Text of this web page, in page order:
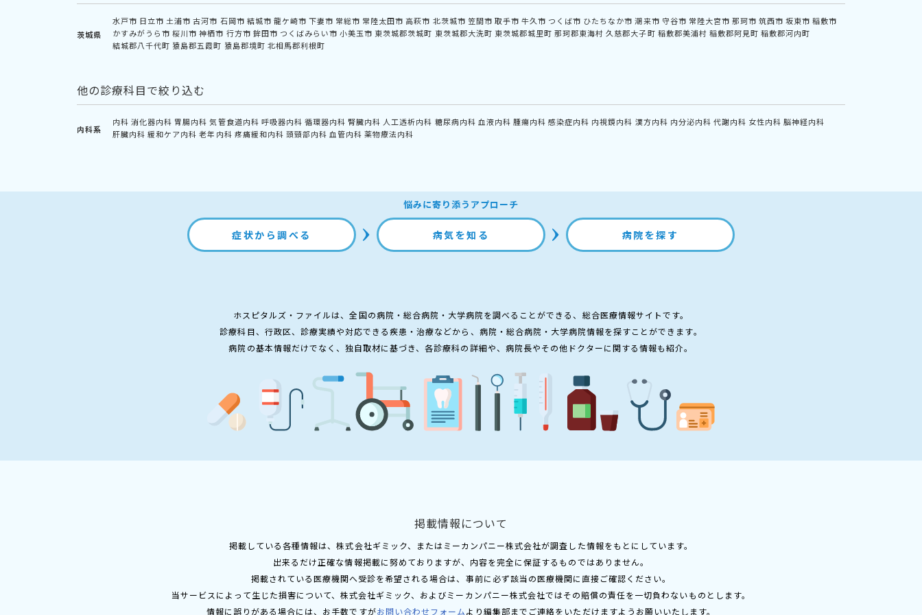
茨城県
水戸市 日立市 土浦市 古河市 石岡市 結城市 龍ケ崎市 下妻市 常総市 常陸太田市 高萩市 北茨城市 笠間市 取手市 牛久市 つくば市 ひたちなか市 潮来市 守谷市 常陸大宮市 那珂市 筑西市 坂東市 稲敷市
かすみがうら市 桜川市 神栖市 行方市 鉾田市 つくばみらい市 小美玉市 東茨城郡茨城町 東茨城郡大洗町 東茨城郡城里町 那珂郡東海村 久慈郡大子町 稲敷郡美浦村 稲敷郡阿見町 稲敷郡河内町
結城郡八千代町 猿島郡五霞町 猿島郡境町 北相馬郡利根町
他の診療科目で絞り込む
内科系
内科 消化器内科 胃腸内科 気管食道内科 呼吸器内科 循環器内科 腎臓内科 人工透析内科 糖尿病内科 血液内科 腫瘍内科 感染症内科 内視鏡内科 漢方内科 内分泌内科 代謝内科 女性内科 脳神経内科
肝臓内科 緩和ケア内科 老年内科 疼痛緩和内科 頭頸部内科 血管内科 薬物療法内科
悩みに寄り添うアプローチ
症状から調べる 病気を知る 病院を探す
ホスピタルズ・ファイルは、全国の病院・総合病院・大学病院を調べることができる、総合医療情報サイトです。
診療科目、行政区、診療実績や対応できる疾患・治療などから、病院・総合病院・大学病院情報を探すことができます。
病院の基本情報だけでなく、独自取材に基づき、各診療科の詳細や、病院長やその他ドクターに関する情報も紹介。
掲載情報について
掲載している各種情報は、株式会社ギミック、またはミーカンパニー株式会社が調査した情報をもとにしています。
出来るだけ正確な情報掲載に努めておりますが、内容を完全に保証するものではありません。
掲載されている医療機関へ受診を希望される場合は、事前に必ず該当の医療機関に直接ご確認ください。
当サービスによって生じた損害について、株式会社ギミック、およびミーカンパニー株式会社ではその賠償の責任を一切負わないものとします。
情報に誤りがある場合には、お手数ですがお問い合わせフォームより編集部までご連絡をいただけますようお願いいたします。